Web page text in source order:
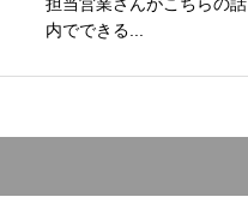
内でできる...